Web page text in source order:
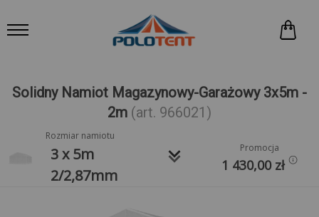
Solidny Namiot Magazynowy-Garażowy 3x5m -
2m (art. 966021)
Rozmiar namiotu
3 x 5m
2/2,87mm
keyboard_arrow_down Promocja
1 430,00 zł